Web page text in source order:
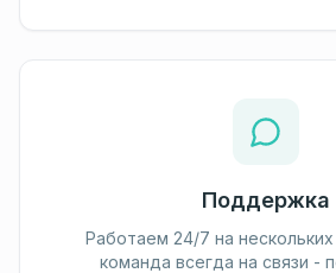
Поддержка
Работаем 24/7 на
команда всегда на связи -